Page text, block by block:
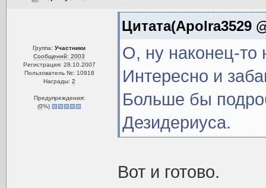
Группа:Участники
Сообщений: 2003
Регистрация: 28.10.2007
Пользователь №: 10918
Награды: 2
Предупреждения:
(0%)
Цитата(Apolra3529
О, ну наконец-то
Интересно и
Больше бы
Дезидериуса.
Вот и готово.